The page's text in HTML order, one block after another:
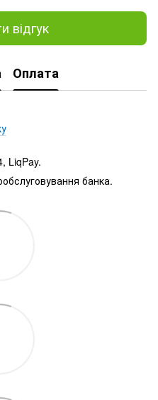
відгук
Оплата
LiqPay.
банка.